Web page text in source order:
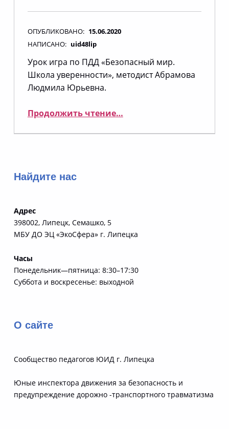
ОПУБЛИКОВАНО: 15.06.2020
НАПИСАНО: uid48lip
Урок игра по ПДД «Безопасный мир.
Школа уверенности», методист Абрамова
Людмила Юрьевна.
Продолжить чтение“Урок игра по ПДД «Безопасный мир. Школа уверенности»”
…
Найдите нас
Адрес
398002, Липецк, Семашко, 5
МБУ ДО ЭЦ «ЭкоСфера» г. Липецка
Часы
Понедельник—пятница: 8:30–17:30
Суббота и воскресенье: выходной
О сайте
Сообщество педагогов ЮИД г. Липецка
Юные инспектора движения за безопасность и
предупреждение дорожно -транспортного травматизма